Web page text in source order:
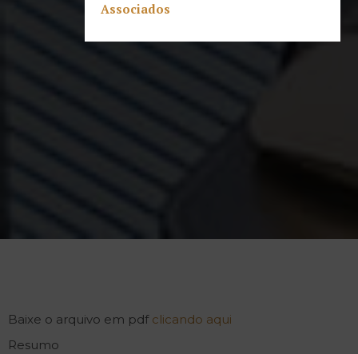
Baixe o arquivo em pdf clicando aqui
Resumo
Associados